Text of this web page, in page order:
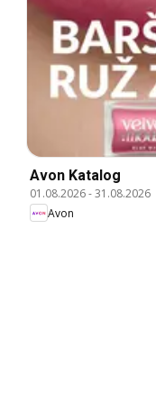
Avon Katalog
01.08.2026-31.08.2026
Avon